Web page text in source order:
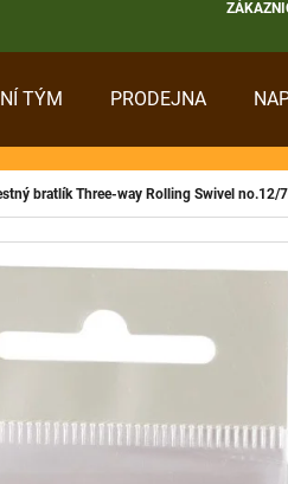
TÝM PRODEJNA
bratlík Three-way Rolling Swivel no.12/
NAJÍT?
HLEDAT